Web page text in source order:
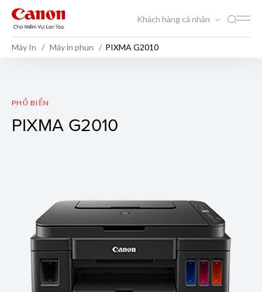
Khách hàng cá nhân
Máy In Máy in phun PIXMA G2010
PIXMA G2010
PHỔ BIẾN
PIXMA G2010